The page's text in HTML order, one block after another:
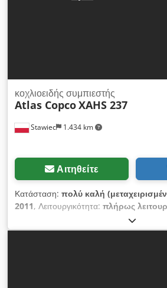
Stawiec 1.434 km
κοχλιοειδής συμπιεστής
Atlas CopcoXAHS 237
Αιτηθείτε
Κατάσταση: πολύ καλή
2011, Λειτουργικότητα: πλήρως
συμπιεστής ATLAS COPCO XAHS237+ με
πλήρως συντηρημένος. Τεχνικά
Παραγωγικότητα: 14,20 m3/λεπτό.